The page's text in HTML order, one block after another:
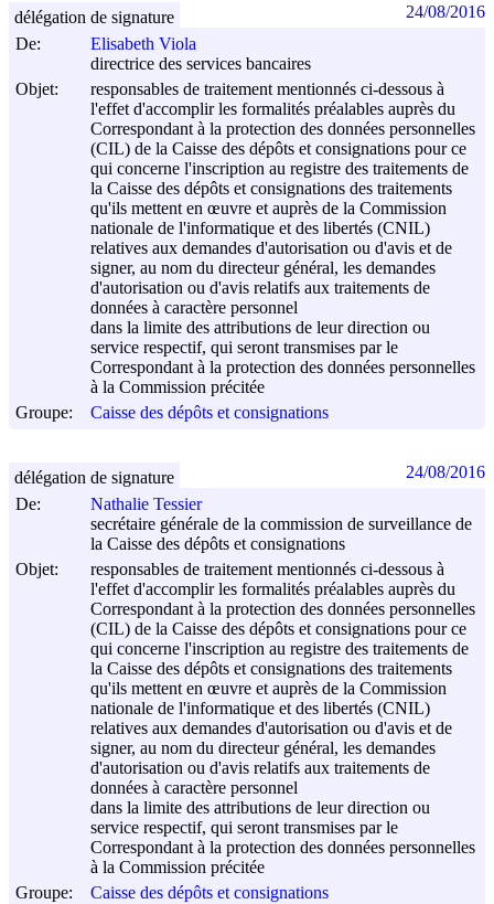
De:
Elisabeth Viola
directrice des services bancaires
Objet:
responsables de traitement mentionnés ci-dessous à
l'effet d'accomplir les formalités préalables auprès du
Correspondant à la protection des données personnelles
(CIL) de la Caisse des dépôts et consignations pour ce
qui concerne l'inscription au registre des traitements de
la Caisse des dépôts et consignations des traitements
qu'ils mettent en œuvre et auprès de la Commission
nationale de l'informatique et des libertés (CNIL)
relatives aux demandes d'autorisation ou d'avis et de
signer, au nom du directeur général, les demandes
d'autorisation ou d'avis relatifs aux traitements de
données à caractère personnel
dans la limite des attributions de leur direction ou
service respectif, qui seront transmises par le
Correspondant à la protection des données personnelles
à la Commission précitée
Groupe:
Caisse des dépôts et consignations
délégation de signature 24/08/2016
De:
Nathalie Tessier
secrétaire générale de la commission de surveillance de
la Caisse des dépôts et consignations
Objet:
responsables de traitement mentionnés ci-dessous à
l'effet d'accomplir les formalités préalables auprès du
Correspondant à la protection des données personnelles
(CIL) de la Caisse des dépôts et consignations pour ce
qui concerne l'inscription au registre des traitements de
la Caisse des dépôts et consignations des traitements
qu'ils mettent en œuvre et auprès de la Commission
nationale de l'informatique et des libertés (CNIL)
relatives aux demandes d'autorisation ou d'avis et de
signer, au nom du directeur général, les demandes
d'autorisation ou d'avis relatifs aux traitements de
données à caractère personnel
dans la limite des attributions de leur direction ou
service respectif, qui seront transmises par le
Correspondant à la protection des données personnelles
à la Commission précitée
Groupe:
Caisse des dépôts et consignations
délégation de signature 24/08/2016